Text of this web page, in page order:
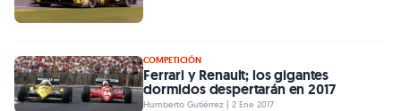
COMPETICIÓN
Ferrari y Renault; los gigantes
dormidos despertarán en 2017
Humberto Gutiérrez | 2 Ene 2017